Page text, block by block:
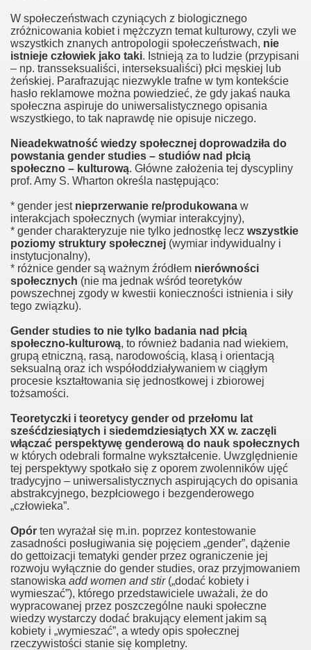
W społeczeństwach czyniących z biologicznego
zróżnicowania kobiet i mężczyzn temat kulturowy, czyli we
wszystkich znanych antropologii społeczeństwach, nie
istnieje człowiek jako taki. Istnieją za to ludzie (przypisani
– np. transseksualiści, interseksualiści) płci męskiej lub
żeńskiej. Parafrazując niezwykle trafne w tym kontekście
hasło reklamowe można powiedzieć, że gdy jakaś nauka
społeczna aspiruje do uniwersalistycznego opisania
wszystkiego, to tak naprawdę nie opisuje niczego.
Nieadekwatność wiedzy społecznej doprowadziła do
powstania gender studies – studiów nad płcią
społeczno – kulturową. Główne założenia tej dyscypliny
prof. Amy S. Wharton określa następująco:
* gender jest nieprzerwanie re/produkowana w
interakcjach społecznych (wymiar interakcyjny),
* gender charakteryzuje nie tylko jednostkę lecz wszystkie
poziomy struktury społecznej (wymiar indywidualny i
instytucjonalny),
* różnice gender są ważnym źródłem nierówności
społecznych (nie ma jednak wśród teoretyków
powszechnej zgody w kwestii konieczności istnienia i siły
tego związku).
Gender studies to nie tylko badania nad płcią
społeczno-kulturową, to również badania nad wiekiem,
grupą etniczną, rasą, narodowością, klasą i orientacją
seksualną oraz ich współoddziaływaniem w ciągłym
procesie kształtowania się jednostkowej i zbiorowej
tożsamości.
Teoretyczki i teoretycy gender od przełomu lat
sześćdziesiątych i siedemdziesiątych XX w. zaczęli
włączać perspektywę genderową do nauk społecznych
w których odebrali formalne wykształcenie. Uwzględnienie
tej perspektywy spotkało się z oporem zwolenników ujęć
tradycyjno – uniwersalistycznych aspirujących do opisania
abstrakcyjnego, bezpłciowego i bezgenderowego
„człowieka”.
Opór ten wyrażał się m.in. poprzez kontestowanie
zasadności posługiwania się pojęciem „gender”, dążenie
do gettoizacji tematyki gender przez ograniczenie jej
rozwoju wyłącznie do gender studies, oraz przyjmowaniem
stanowiska add women and stir(„dodać kobiety i
wymieszać”), którego przedstawiciele uważali, że do
wypracowanej przez poszczególne nauki społeczne
wiedzy wystarczy dodać brakujący element jakim są
kobiety i „wymieszać”, a wtedy opis społecznej
rzeczywistości stanie się kompletny.
Bogu